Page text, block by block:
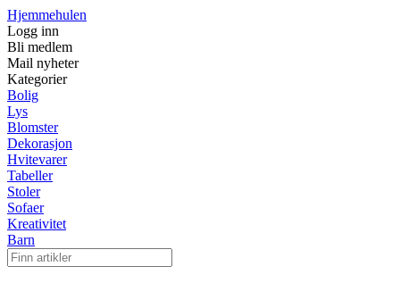
Hjemmehulen
Logg inn
Bli medlem
Mail nyheter
Kategorier
Bolig
Lys
Blomster
Dekorasjon
Hvitevarer
Tabeller
Stoler
Sofaer
Kreativitet
Barn